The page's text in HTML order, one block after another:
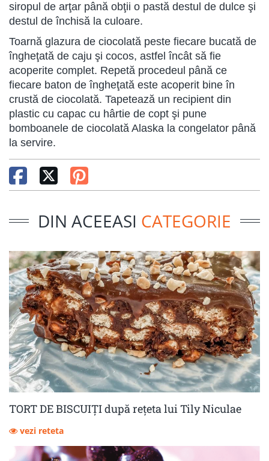
siropul de arţar până obţii o pastă destul de dulce şi
destul de închisă la culoare.
Toarnă glazura de ciocolată peste fiecare bucată de
îngheţată de caju şi cocos, astfel încât să fie
acoperite complet. Repetă procedeul până ce
fiecare baton de îngheţată este acoperit bine în
crustă de ciocolată. Tapetează un recipient din
plastic cu capac cu hârtie de copt şi pune
bomboanele de ciocolată Alaska la congelator până
la servire.
DIN ACEEASI CATEGORIE
TORT DE BISCUIȚI după rețeta lui Tily Niculae
vezi reteta